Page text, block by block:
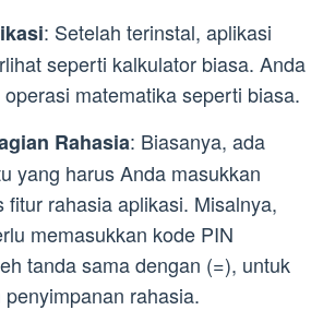
: Setelah terinstal, aplikasi
seperti kalkulator biasa. Anda
matematika seperti biasa.
Rahasia: Biasanya, ada
yang harus Anda masukkan
fitur rahasia aplikasi. Misalnya,
memasukkan kode PIN
tanda sama dengan (=), untuk
rahasia.